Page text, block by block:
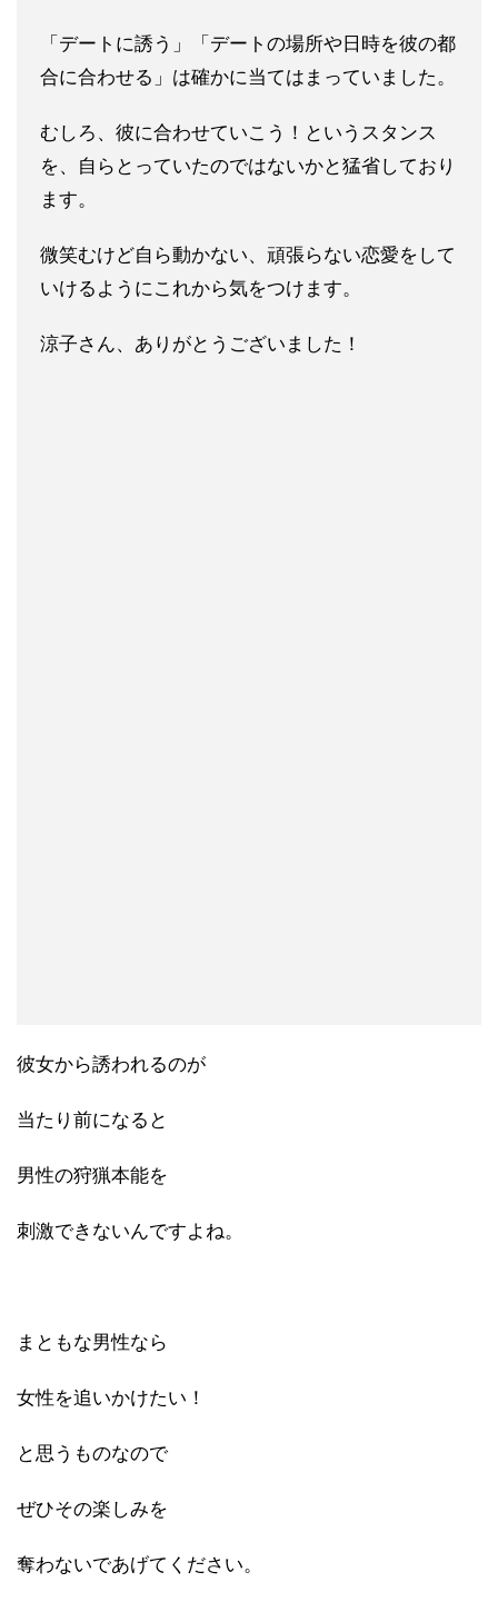
「デートに誘う」「デートの場所や日時を彼の都
合に合わせる」は確かに当てはまっていました。
むしろ、彼に合わせていこう！というスタンス
を、自らとっていたのではないかと猛省しており
ます。
微笑むけど自ら動かない、頑張らない恋愛をして
いけるようにこれから気をつけます。
涼子さん、ありがとうございました！
彼女から誘われるのが
当たり前になると
男性の狩猟本能を
刺激できないんですよね。
まともな男性なら
女性を追いかけたい！
と思うものなので
ぜひその楽しみを
奪わないであげてください。